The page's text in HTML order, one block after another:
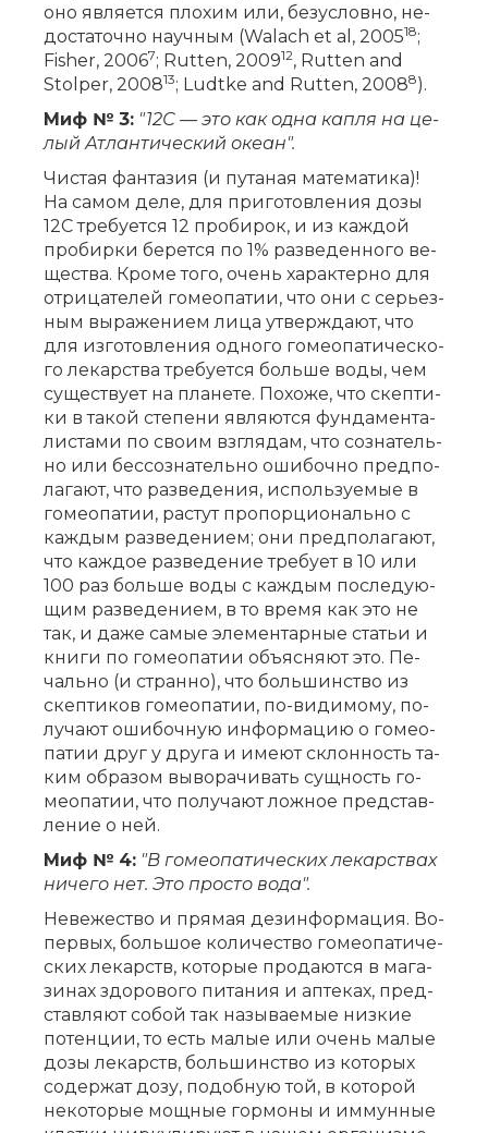
оно яв­ля­ет­ся пло­хим или, без­услов­но, не­
до­ста­точ­но на­уч­ным (Walach et al, 200518;
Fisher, 20067; Rutten, 200912, Rutten and
Stolper, 200813; Ludtke and Rutten, 20088).
Миф № 3: "12С — это как од­на кап­ля на це­
лый Ат­лан­ти­че­ский оке­ан".
Чи­стая фан­та­зия (и пу­та­ная ма­те­ма­ти­ка)!
На са­мом де­ле, для при­го­тов­ле­ния до­зы
12С тре­бу­ет­ся 12 про­би­рок, и из каж­дой
про­бир­ки бе­рет­ся по 1% раз­ве­ден­но­го ве­
ще­ства. Кро­ме то­го, очень ха­рак­тер­но для
от­ри­ца­те­лей го­мео­па­тии, что они с се­рьез­
ным вы­ра­же­ни­ем ли­ца утвер­жда­ют, что
для из­го­тов­ле­ния од­но­го го­мео­па­ти­че­ско­
го ле­кар­ства тре­бу­ет­ся боль­ше во­ды, чем
су­ще­ству­ет на пла­не­те. По­хо­же, что скеп­ти­
ки в та­кой сте­пе­ни яв­ля­ют­ся фун­да­мен­та­
ли­ста­ми по сво­им взгля­дам, что со­зна­тель­
но или бес­со­зна­тель­но оши­боч­но пред­по­
ла­га­ют, что раз­ве­де­ния, ис­поль­зу­е­мые в
го­мео­па­тии, рас­тут про­пор­ци­о­наль­но с
каж­дым раз­ве­де­ни­ем; они пред­по­ла­га­ют,
что каж­дое раз­ве­де­ние тре­бу­ет в 10 или
100 раз боль­ше во­ды с каж­дым по­сле­ду­ю­
щим раз­ве­де­ни­ем, в то вре­мя как это не
так, и да­же са­мые эле­мен­тар­ные ста­тьи и
кни­ги по го­мео­па­тии объ­яс­ня­ют это. Пе­
чаль­но (и стран­но), что боль­шин­ство из
скеп­ти­ков го­мео­па­тии, по-ви­ди­мо­му, по­
лу­ча­ют оши­боч­ную ин­фор­ма­цию о го­мео­
па­тии друг у дру­га и име­ют склон­ность та­
ким об­ра­зом вы­во­ра­чи­вать сущ­ность го­
мео­па­тии, что по­лу­ча­ют лож­ное пред­став­
ле­ние о ней.
Миф № 4: "В го­мео­па­ти­че­ских ле­кар­ствах
ни­че­го нет. Это про­сто во­да".
Не­ве­же­ство и пря­мая дез­ин­фор­ма­ция. Во-
пер­вых, боль­шое ко­ли­че­ство го­мео­па­ти­че­
ских ле­карств, ко­то­рые про­да­ют­ся в ма­га­
зи­нах здо­ро­во­го пи­та­ния и ап­те­ках, пред­
став­ля­ют со­бой так на­зы­ва­е­мые низ­кие
по­тен­ции, то есть ма­лые или очень ма­лые
до­зы ле­карств, боль­шин­ство из ко­то­рых
со­дер­жат до­зу, по­доб­ную той, в ко­то­рой
не­ко­то­рые мощ­ные гор­мо­ны и им­мун­ные